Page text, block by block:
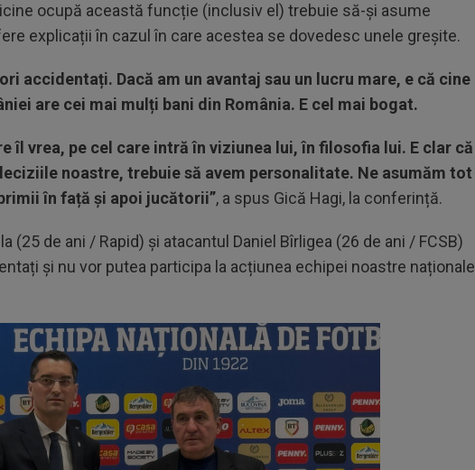
ocupă această funcție (inclusiv el) trebuie să-și asume
explicații în cazul în care acestea se dovedesc unele greșite.
accidentați. Dacă am un avantaj sau un lucru mare, e că cine
are cei mai mulți bani din România. E cel mai bogat.
îl vrea, pe cel care intră în viziunea lui, în filosofia lui. E clar că
noastre, trebuie să avem personalitate. Ne asumăm tot
în față și apoi jucătorii”, a spus Gică Hagi, la conferință.
(25 de ani / Rapid) și atacantul Daniel Bîrligea (26 de ani / FCSB)
și nu vor putea participa la acțiunea echipei noastre naționale